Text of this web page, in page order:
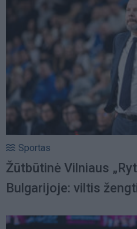
Sportas
Žūtbūtinė Vilniaus
Bulgarijoje: viltis